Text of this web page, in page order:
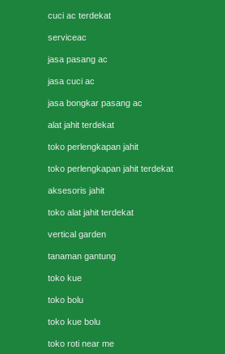
cuci ac terdekat
serviceac
jasa pasang ac
jasa cuci ac
jasa bongkar pasang ac
alat jahit terdekat
toko perlengkapan jahit
toko perlengkapan jahit terdekat
aksesoris jahit
toko alat jahit terdekat
vertical garden
tanaman gantung
toko kue
toko bolu
toko kue bolu
toko roti near me